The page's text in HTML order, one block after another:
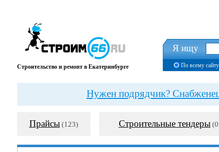
Строительство и ремонт в Екатеринбурге
Я ищу
По всему сайту
Нужен подрядчик?
Прайсы (123) Строительные тендеры